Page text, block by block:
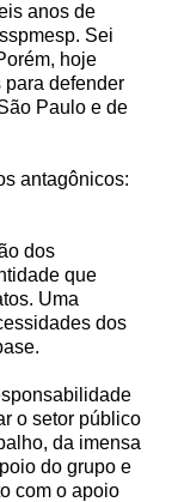
anos de
Sei
hoje
para defender
Paulo e de
antagônicos:
dos
que
Uma
dos
o setor público
da imensa
do grupo e
com o apoio